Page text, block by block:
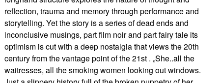
reflection, trauma and memory through performance and
storytelling. Yet the story is a series of dead ends and
inconclusive musings, part film noir and part fairy tale its
optimism is cut with a deep nostalgia that views the 20th
century from the vantage point of the 21st . „She..all the
waitresses, all the smoking women looking out windows.